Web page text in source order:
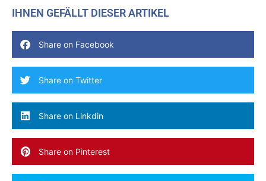
IHNEN GEFÄLLT DIESER ARTIKEL
Share on Facebook
Share on Twitter
Share on Linkdin
Share on Pinterest